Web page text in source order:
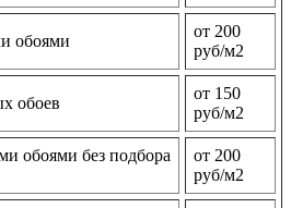
обоями
от 200
руб/м2
обоев
от 150
руб/м2
обоями без подбора
от 200
руб/м2